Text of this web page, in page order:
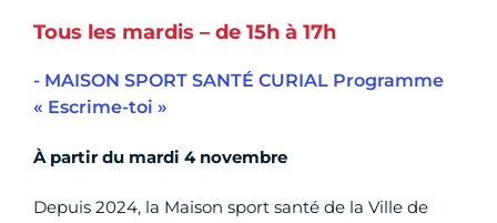
Tous les mardis – de 15h à 17h
- MAISON SPORT SANTÉ CURIAL Programme
« Escrime-toi »
À partir du mardi 4 novembre
Depuis 2024, la Maison sport santé de la Ville de